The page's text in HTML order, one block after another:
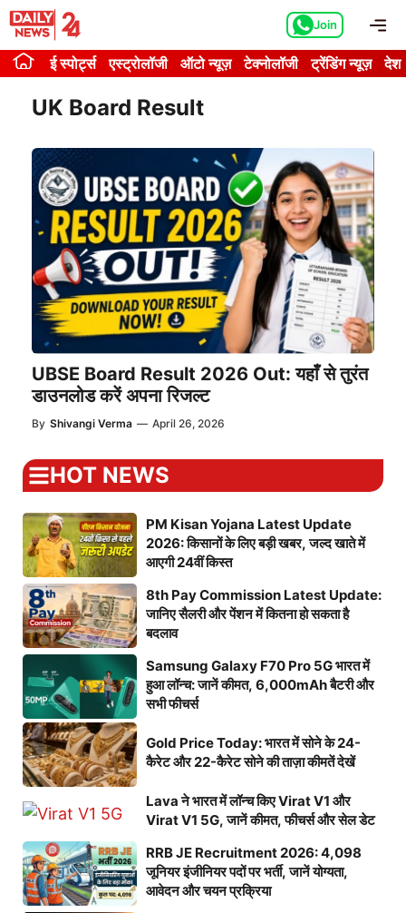
Skip
content
Join
ई स्पोर्ट्स एस्ट्रोलॉजी ऑटो न्यूज़ टेक्नोलॉजी ट्रेंडिंग न्यूज़ देश
UK Board Result
UBSE Board Result 2026 Out: यहाँ से तुरंत
डाउनलोड करें अपना रिजल्ट
By Shivangi Verma — April 26, 2026
HOT NEWS
PM Kisan Yojana Latest Update
2026: किसानों के लिए बड़ी खबर, जल्द खाते में
आएगी 24वीं किस्त
8th Pay Commission Latest Update:
जानिए सैलरी और पेंशन में कितना हो सकता है
बदलाव
Samsung Galaxy F70 Pro 5G भारत में
हुआ लॉन्च: जानें कीमत, 6,000mAh बैटरी और
सभी फीचर्स
Gold Price Today: भारत में सोने के 24-
कैरेट और 22-कैरेट सोने की ताज़ा कीमतें देखें
Lava ने भारत में लॉन्च किए Virat V1 और
Virat V1 5G, जानें कीमत, फीचर्स और सेल डेट
RRB JE Recruitment 2026: 4,098
जूनियर इंजीनियर पदों पर भर्ती, जानें योग्यता,
आवेदन और चयन प्रक्रिया